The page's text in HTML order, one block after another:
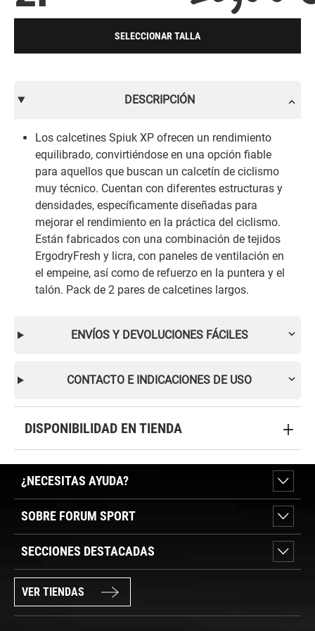
SELECCIONAR TALLA
DESCRIPCIÓN
Los calcetines Spiuk XP ofrecen un rendimiento
equilibrado, convirtiéndose en una opción fiable
para aquellos que buscan un calcetín de ciclismo
muy técnico. Cuentan con diferentes estructuras y
densidades, específicamente diseñadas para
mejorar el rendimiento en la práctica del ciclismo.
Están fabricados con una combinación de tejidos
ErgodryFresh y licra, con paneles de ventilación en
el empeine, así como de refuerzo en la puntera y el
talón. Pack de 2 pares de calcetines largos.
ENVÍOS Y DEVOLUCIONES FÁCILES
CONTACTO E INDICACIONES DE USO
DISPONIBILIDAD EN TIENDA
¿NECESITAS AYUDA?
SOBRE FORUM SPORT
SECCIONES DESTACADAS
VER TIENDAS